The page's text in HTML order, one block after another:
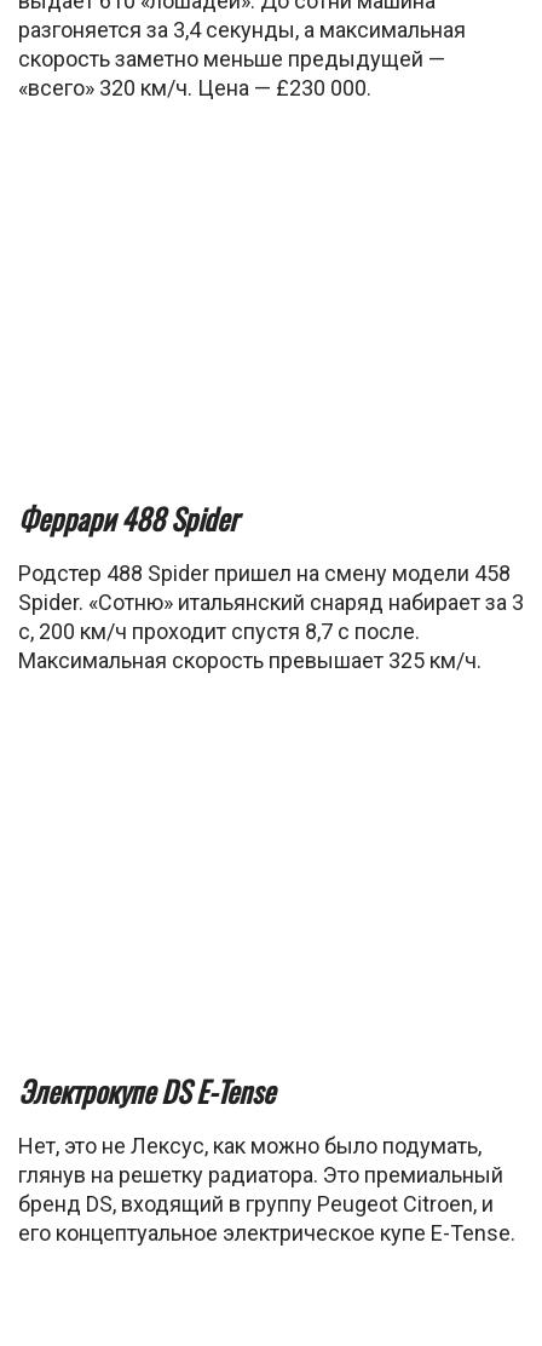
разгоняется за 3,4 секунды, а максимальная
скорость заметно меньше предыдущей —
«всего» 320 км/ч. Цена — £230 000.
Феррари 488 Spider
Родстер 488 Spider пришел на смену модели 458
Spider. «Сотню» итальянский снаряд набирает за 3
с, 200 км/ч проходит спустя 8,7 с после.
Максимальная скорость превышает 325 км/ч.
Электрокупе DS E-Tense
Нет, это не Лексус, как можно было подумать,
глянув на решетку радиатора. Это премиальный
бренд DS, входящий в группу Peugeot Citroen, и
его концептуальное электрическое купе E-Tense.